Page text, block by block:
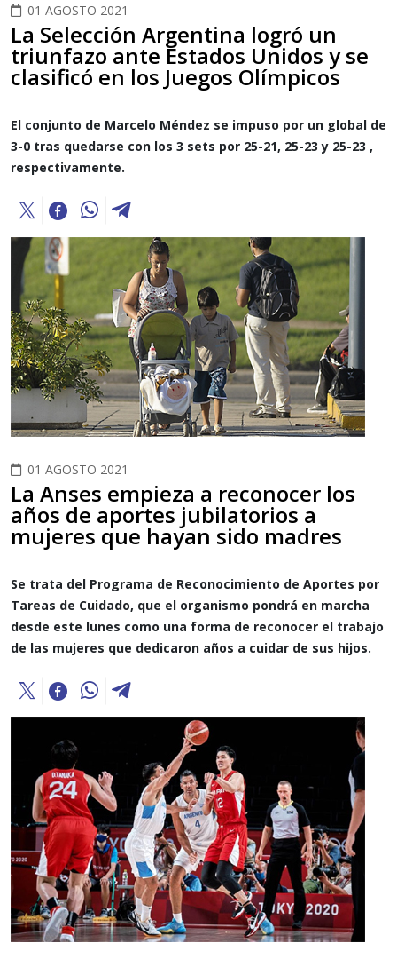
01 AGOSTO 2021
La Selección Argentina logró un
triunfazo ante Estados Unidos y se
clasificó en los Juegos Olímpicos
El conjunto de Marcelo Méndez se impuso por un global de
3-0 tras quedarse con los 3 sets por 25-21, 25-23 y 25-23 ,
respectivamente.
01 AGOSTO 2021
La Anses empieza a reconocer los
años de aportes jubilatorios a
mujeres que hayan sido madres
Se trata del Programa de Reconocimiento de Aportes por
Tareas de Cuidado, que el organismo pondrá en marcha
desde este lunes como una forma de reconocer el trabajo
de las mujeres que dedicaron años a cuidar de sus hijos.